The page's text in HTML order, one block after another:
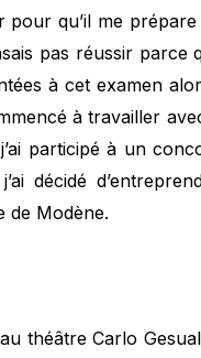
qu’il me prépare
pas réussir parce
à cet examen
à travailler
participé à un
décidé
de Modène.
théâtre Carlo